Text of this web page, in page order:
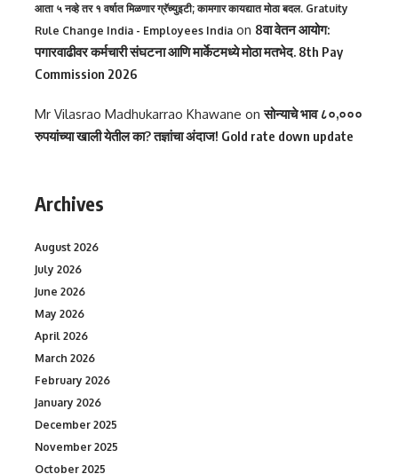
आता ५ नव्हे तर १ वर्षात मिळणार ग्रॅच्युइटी; कामगार कायद्यात मोठा बदल. Gratuity
Rule Change India - Employees India on 8वा वेतन आयोग:
पगारवाढीवर कर्मचारी संघटना आणि मार्केटमध्ये मोठा मतभेद. 8th Pay
Commission 2026
Mr Vilasrao Madhukarrao Khawane onसोन्याचे भाव ८०,०००
रुपयांच्या खाली येतील का? तज्ञांचा अंदाज! Gold rate down update
Archives
August 2026
July 2026
June 2026
May 2026
April 2026
March 2026
February 2026
January 2026
December 2025
November 2025
October 2025